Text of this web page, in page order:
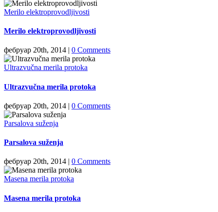
Merilo elektroprovodljivosti
Merilo elektroprovodljivosti
фебруар 20th, 2014 | 0 Comments
Ultrazvučna merila protoka
Ultrazvučna merila protoka
фебруар 20th, 2014 | 0 Comments
Parsalova suženja
Parsalova suženja
фебруар 20th, 2014 | 0 Comments
Masena merila protoka
Masena merila protoka